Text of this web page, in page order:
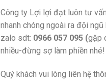
Công ty Lợi lợi đạt luôn tư
nhanh chóng ngoài ra đội
zalo sdt: 0966 057 095 (gặp
nhiều-đừng sợ làm phiền nhé!
Quý khách vui lòng liên hệ